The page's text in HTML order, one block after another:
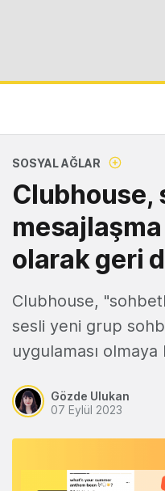
SOSYAL AĞLAR
Clubhouse,
olarak geri
Clubhouse,
sesli yeni grup
uygulaması olmaya
Gözde Ulukan
07 Eylül 2023